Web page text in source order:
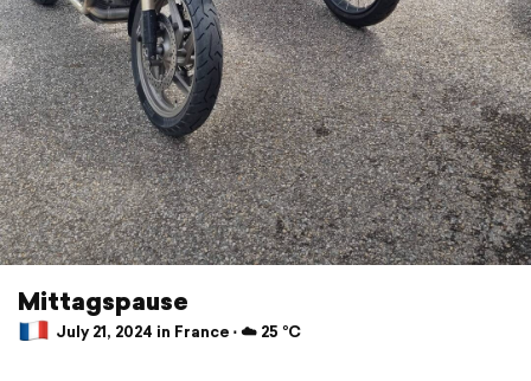
Mittagspause
July 21, 2024 in France ⋅ ☁️ 25 °C